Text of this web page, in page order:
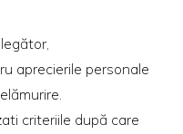
aprecierile personale
criteriile după care